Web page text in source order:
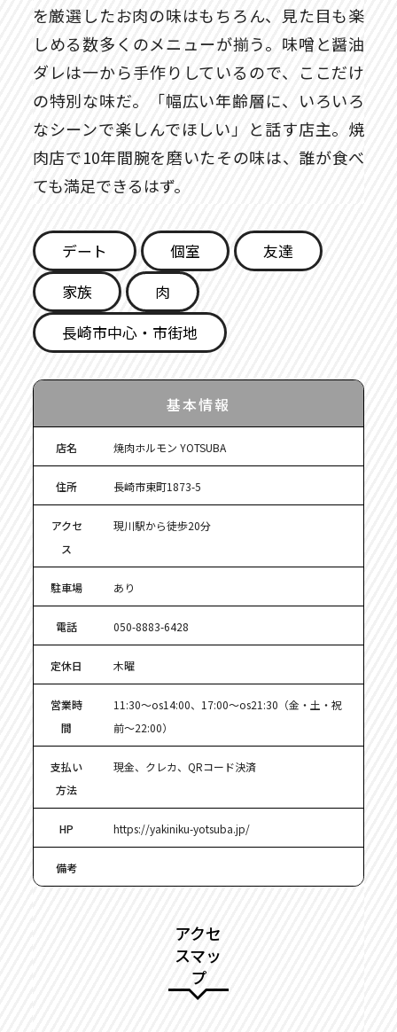
を厳選したお肉の味はもちろん、見た目も楽
しめる数多くのメニューが揃う。味噌と醤油
ダレは一から手作りしているので、ここだけ
の特別な味だ。「幅広い年齢層に、いろいろ
なシーンで楽しんでほしい」と話す店主。焼
肉店で10年間腕を磨いたその味は、誰が食べ
ても満足できるはず。
デート 個室
友達
家族
肉
長崎市中心・市街地
基本情報
店名 焼肉ホルモン YOTSUBA
住所 長崎市東町1873-5
アクセ
ス
現川駅から徒歩20分
駐車場 あり
電話 050-8883-6428
定休日 木曜
営業時
間
11:30～os14:00、17:00～os21:30（金・土・祝
前～22:00）
支払い
方法
現金、クレカ、QRコード決済
HP https://yakiniku-yotsuba.jp/
備考
アクセ
スマッ
プ